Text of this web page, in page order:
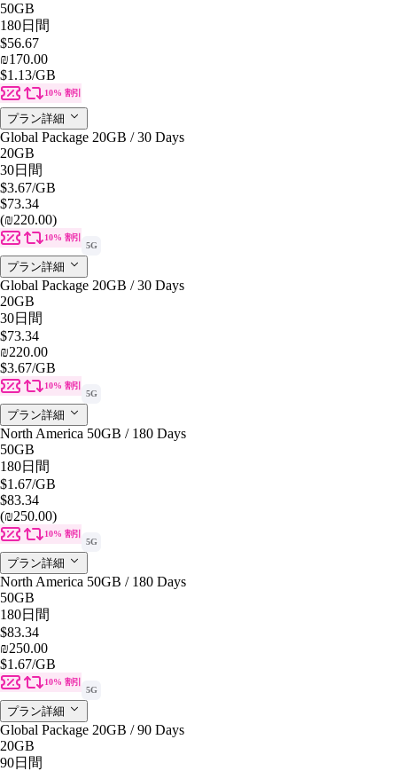
50GB
180日間
$56.67
₪170.00
$1.13/GB
10% 割引
プラン詳細
Global Package 20GB / 30 Days
20GB
30日間
$3.67/GB
$73.34
(₪220.00)
10% 割引
5G
プラン詳細
Global Package 20GB / 30 Days
20GB
30日間
$73.34
₪220.00
$3.67/GB
10% 割引
5G
プラン詳細
North America 50GB / 180 Days
50GB
180日間
$1.67/GB
$83.34
(₪250.00)
10% 割引
5G
プラン詳細
North America 50GB / 180 Days
50GB
180日間
$83.34
₪250.00
$1.67/GB
10% 割引
5G
プラン詳細
Global Package 20GB / 90 Days
20GB
90日間